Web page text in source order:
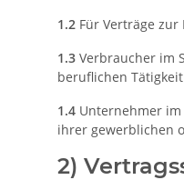
1.2 Für Verträge
1.3 Verbraucher im
beruflichen
1.4 Unternehmer
ihrer gewerblichen
2)